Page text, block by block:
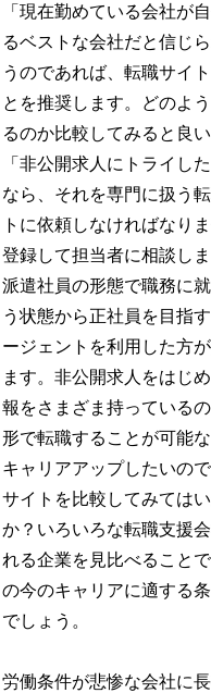
「現在勤めている会社が
るベストな会社だと信じ
うのであれば、転職サイ
とを推奨します。どのよ
るのか比較してみると良い
「非公開求人にトライし
なら、それを専門に扱う
トに依頼しなければなり
登録して担当者に相談しま
派遣社員の形態で職務に
う状態から正社員を目指
ージェントを利用した方
ます。非公開求人をはじ
報をさまざま持っている
形で転職することが可能な
キャリアアップしたいの
サイトを比較してみては
か？いろいろな転職支援
れる企業を見比べること
の今のキャリアに適する
でしょう。
労働条件が悲惨な会社に